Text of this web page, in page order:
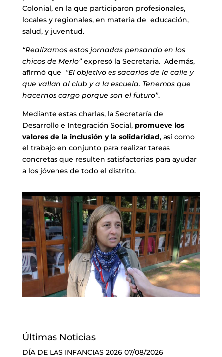
Colonial, en la que participaron profesionales,
locales y regionales, en materia de educación,
salud, y juventud.
“Realizamos estos jornadas pensando en los
chicos de Merlo”expresó la Secretaria. Además,
afirmó que “El objetivo es sacarlos de la calle y
que vallan al club y a la escuela. Tenemos que
hacernos cargo porque son el futuro”.
Mediante estas charlas, la Secretaría de
Desarrollo e Integración Social, promueve los
valores de la inclusión y la solidaridad, así como
el trabajo en conjunto para realizar tareas
concretas que resulten satisfactorias para ayudar
a los jóvenes de todo el distrito.
Últimas Noticias
DÍA DE LAS INFANCIAS 2026 07/08/2026